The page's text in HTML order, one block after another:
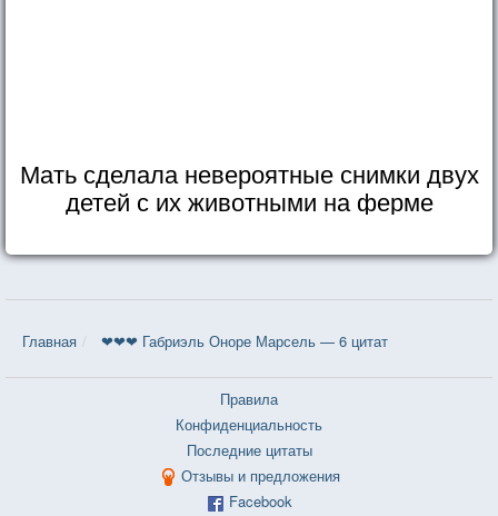
Мать сделала невероятные снимки двух
детей с их животными на ферме
Главная ❤❤❤ Габриэль Оноре Марсель — 6 цитат
Правила
Конфиденциальность
Последние цитаты
Отзывы и предложения
Facebook